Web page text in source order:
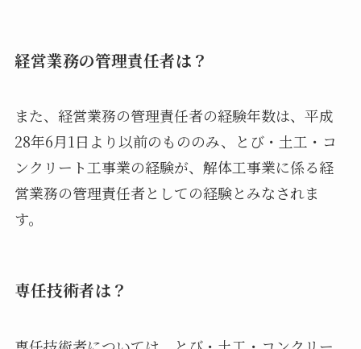
経営業務の管理責任者は？
また、経営業務の管理責任者の経験年数は、平成
28年6月1日より以前のもののみ、とび・土工・コ
ンクリート工事業の経験が、解体工事業に係る経
営業務の管理責任者としての経験とみなされま
す。
専任技術者は？